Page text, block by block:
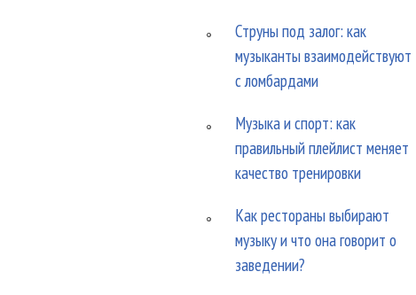
Струны под залог: как
музыканты взаимодействуют
с ломбардами
Музыка и спорт: как
правильный плейлист меняет
качество тренировки
Как рестораны выбирают
музыку и что она говорит о
заведении?